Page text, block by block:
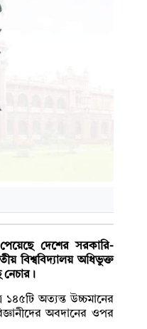
পেয়েছে দেশের সরকারি-
বিশ্ববিদ্যালয় অধিভুক্ত
অত্যন্ত উচ্চমানের
অবদানের ওপর